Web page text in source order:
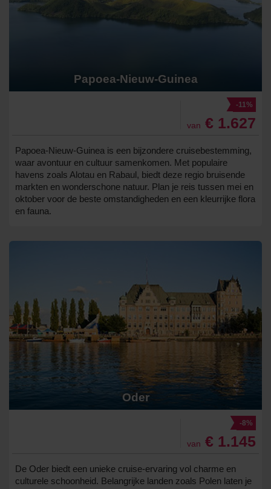
Papoea-Nieuw-Guinea
-11%
van € 1.627
Papoea-Nieuw-Guinea is een bijzondere cruisebestemming,
waar avontuur en cultuur samenkomen. Met populaire
havens zoals Alotau en Rabaul, biedt deze regio bruisende
markten en wonderschone natuur. Plan je reis tussen mei en
oktober voor de beste omstandigheden en een kleurrijke flora
en fauna.
Oder
-8%
van € 1.145
De Oder biedt een unieke cruise-ervaring vol charme en
culturele schoonheid. Belangrijke landen zoals Polen laten je